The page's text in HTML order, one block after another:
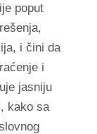
poput
i čini da
i
jasniju
kako sa